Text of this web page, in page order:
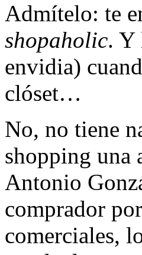
Admítelo: te
shopaholic. Y
envidia)
clóset…
No, no tiene
shopping una
Antonio
comprador
comerciales,